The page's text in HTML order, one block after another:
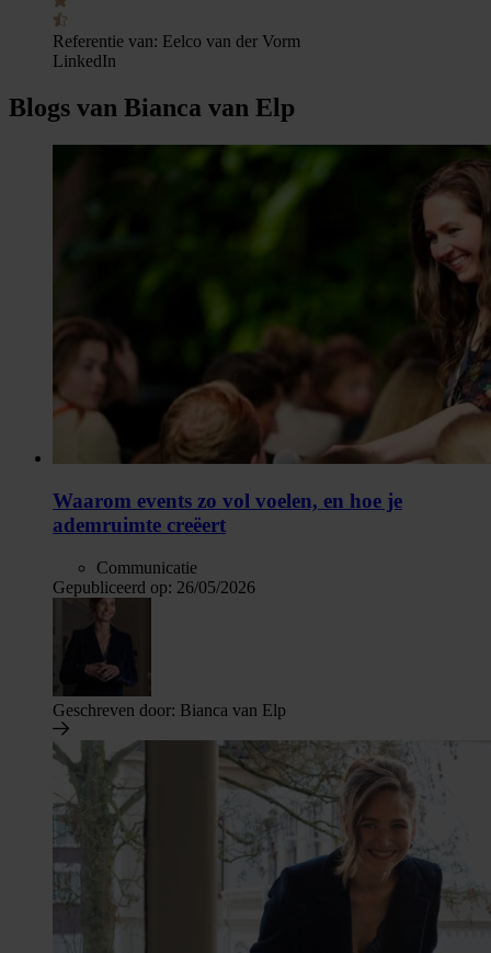
Referentie van: Eelco van der Vorm
LinkedIn
Blogs van Bianca van Elp
Waarom events zo vol voelen, en hoe je
ademruimte creëert
Communicatie
Gepubliceerd op: 26/05/2026
Geschreven door: Bianca van Elp